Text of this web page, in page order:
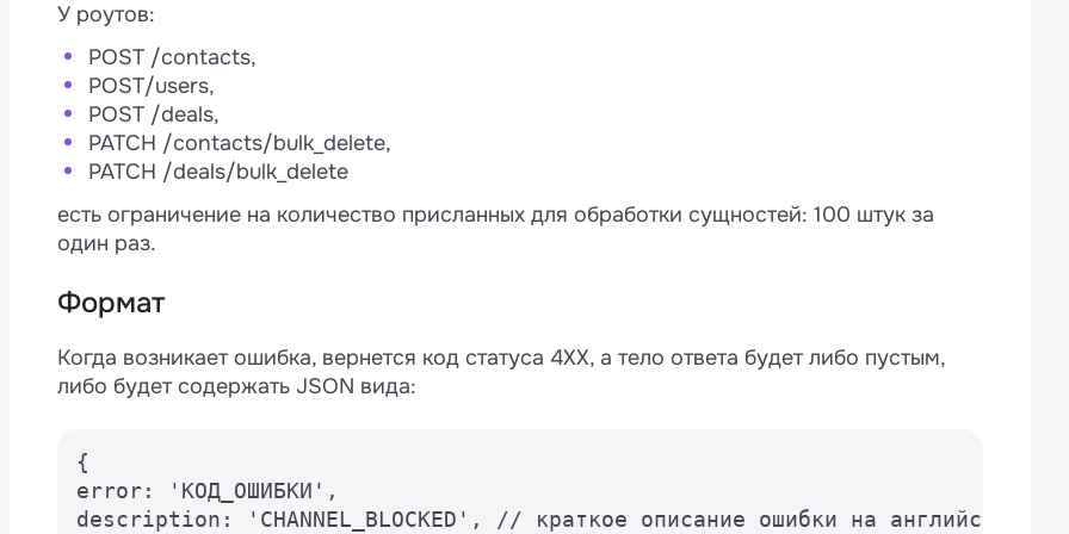
У роутов:
POST /contacts,
POST/users,
POST /deals,
PATCH /contacts/bulk_delete,
PATCH /deals/bulk_delete
есть ограничение на количество присланных для обработки сущностей: 100 штук за
один раз.
Формат
Когда возникает ошибка, вернется код статуса 4ХХ, а тело ответа будет либо пустым,
либо будет содержать JSON вида:
{
error: 'КОД_ОШИБКИ',
description: 'CHANNEL_BLOCKED', // краткое описание ошибки на английском